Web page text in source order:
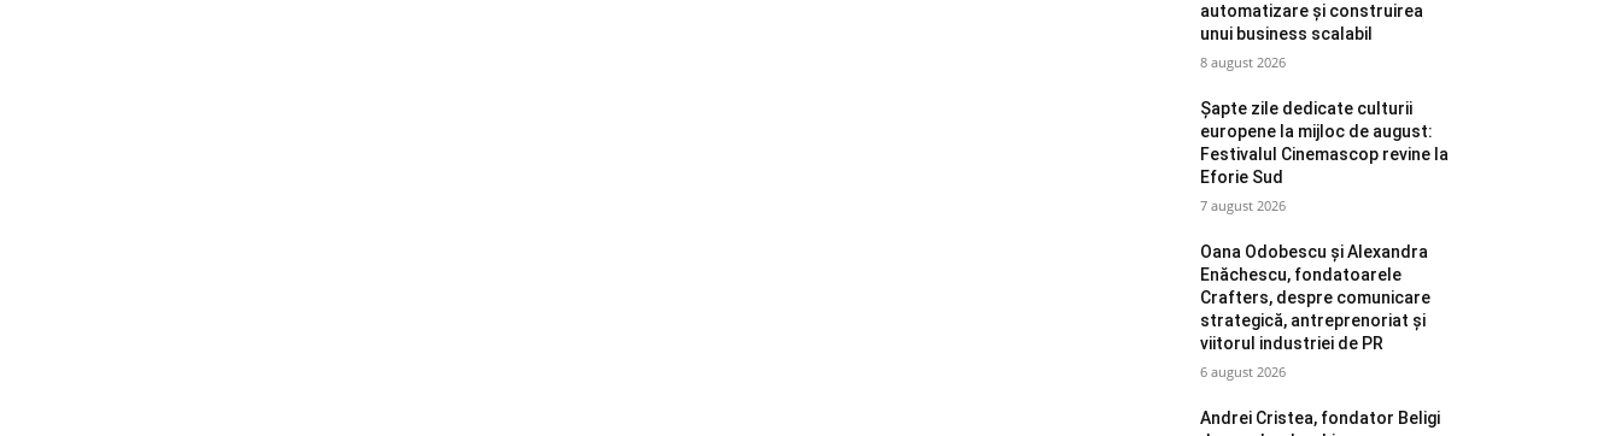
automatizare și construirea
unui business scalabil
8 august 2026
Șapte zile dedicate culturii
europene la mijloc de august:
Festivalul Cinemascop revine la
Eforie Sud
7 august 2026
Oana Odobescu și Alexandra
Enăchescu, fondatoarele
Crafters, despre comunicare
strategică, antreprenoriat și
viitorul industriei de PR
6 august 2026
Andrei Cristea, fondator Beligi